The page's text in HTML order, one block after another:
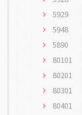
5929
5948
5890
80101
80201
80301
80401